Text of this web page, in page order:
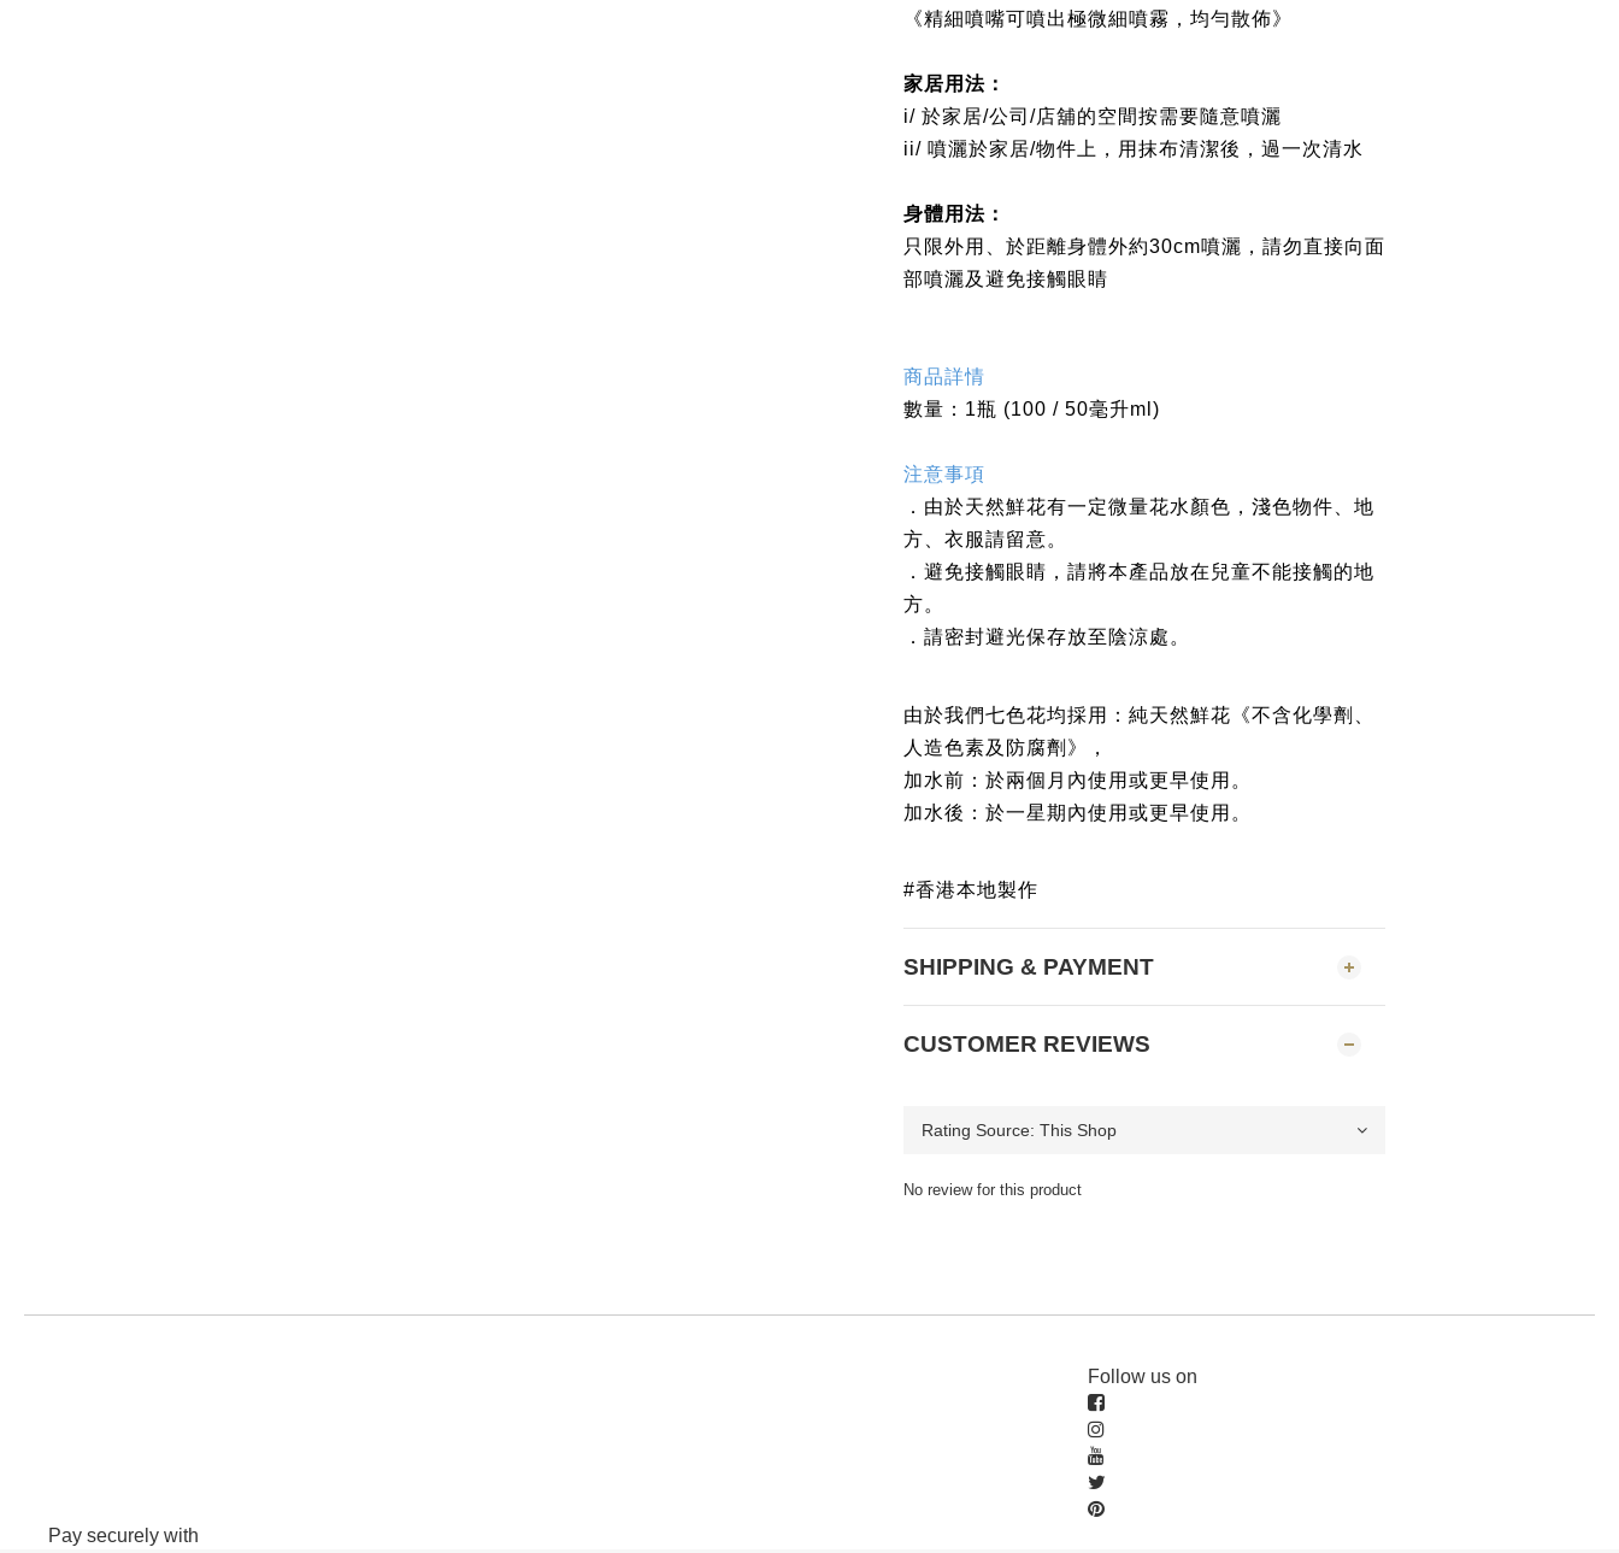
《精細噴嘴可噴出極微細噴霧，均勻散佈》
家居用法：
i/ 於家居/公司 /店舖的空間按需要隨意噴灑
ii/ 噴灑於家居/物件上，用抹布清潔後，過一次清水
身體用法：
只限外用、於距離身體外約30cm噴灑 ， 請勿直接向面
部噴灑及避免接觸眼睛
商品詳情
數量： 1瓶 (100 / 50毫升ml)
注意事項
．由於天然鮮花有一定微量花水顏色， 淺色物件、地
方、衣服請留意。
． 避免接觸眼睛 ， 請將本產品放在兒童不能接觸的地
方。
．請密封避光保存放至陰涼處。
由於我們七色花均採用：純天然鮮花《不含化學劑、
人造色素及防腐劑》
，
加水前： 於兩個月內使用或更早使用 。
加水後：於一星期 內使用或更早使用 。
#香港本地製作
SHIPPING & PAYMENT
CUSTOMER REVIEWS
No review for this product
Follow us on
Pay securely with